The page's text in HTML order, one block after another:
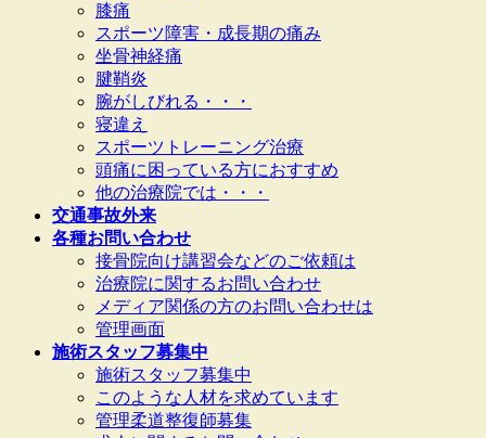
膝痛
スポーツ障害・成長期の痛み
坐骨神経痛
腱鞘炎
腕がしびれる・・・
寝違え
スポーツトレーニング治療
頭痛に困っている方におすすめ
他の治療院では・・・
交通事故外来
各種お問い合わせ
接骨院向け講習会などのご依頼は
治療院に関するお問い合わせ
メディア関係の方のお問い合わせは
管理画面
施術スタッフ募集中
施術スタッフ募集中
このような人材を求めています
管理柔道整復師募集